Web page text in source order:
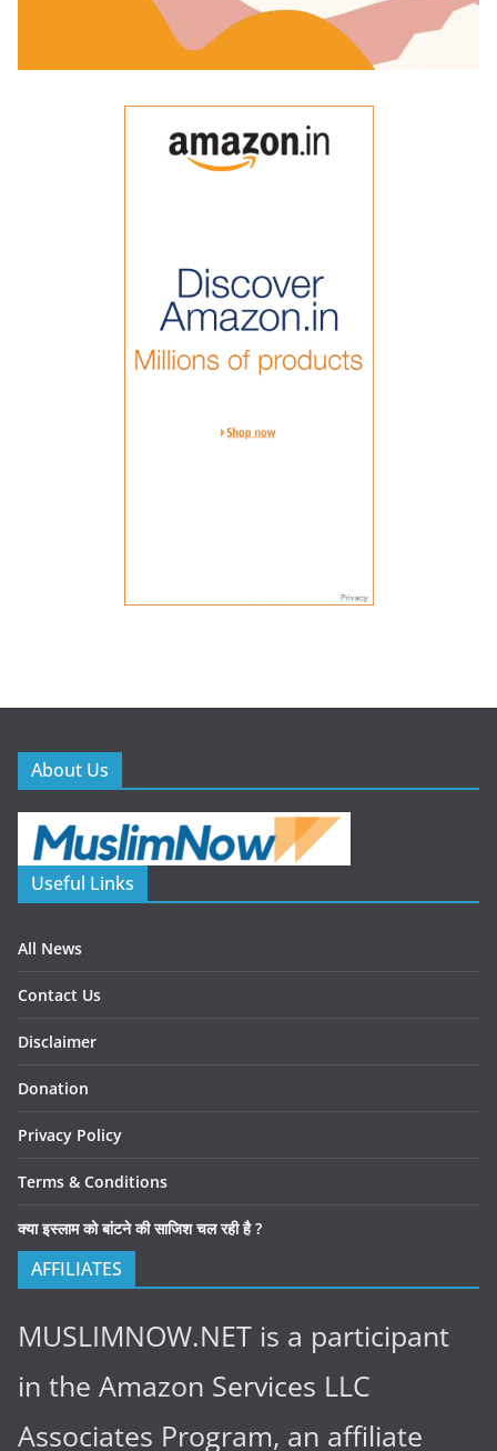
About Us
Useful Links
All News
Contact Us
Disclaimer
Donation
Privacy Policy
Terms & Conditions
क्या इस्लाम को बांटने की साजिश चल रही है ?
AFFILIATES
MUSLIMNOW.NET is a participant
in the Amazon Services LLC
Associates Program, an affiliate